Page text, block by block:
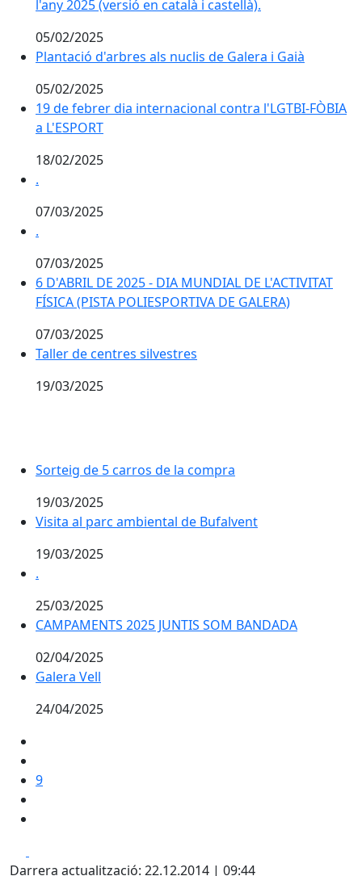
l'any 2025 (versió en català i castellà).
05/02/2025
Plantació d'arbres als nuclis de Galera i Gaià
Plantació d'arbres als nuclis de Galera i Gaià
05/02/2025
19 de febrer dia internacional contra l'LGTBI-FÒBIA a
19 de febrer dia internacional contra l'LGTBI-FÒBIA
a L'ESPORT
18/02/2025
..
07/03/2025
..
07/03/2025
6 D'ABRIL DE 2025 - DIA MUNDIAL DE L'ACTIVITAT
6 D'ABRIL DE 2025 - DIA MUNDIAL DE L'ACTIVITAT
FÍSICA (PISTA POLIESPORTIVA DE GALERA)
07/03/2025
Taller de centres silvestres
Taller de centres silvestres
19/03/2025
Sorteig de 5 carros de la compra
Sorteig de 5 carros de la compra
19/03/2025
Visita al parc ambiental de Bufalvent
Visita al parc ambiental de Bufalvent
19/03/2025
..
25/03/2025
CAMPAMENTS 2025 JUNTIS SOM BANDADA
CAMPAMENTS 2025 JUNTIS SOM BANDADA
02/04/2025
Galera Vell
Galera Vell
24/04/2025
9
Darrera actualització: 22.12.2014 | 09:44